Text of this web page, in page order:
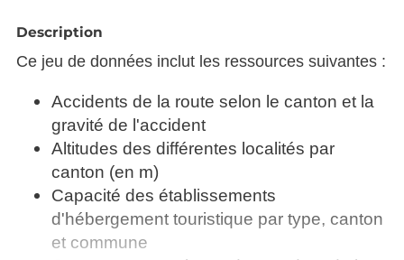
Description
Ce jeu de données inclut les ressources suivantes :
Accidents de la route selon le canton et la
gravité de l'accident
Altitudes des différentes localités par
canton (en m)
Capacité des établissements
d'hébergement touristique par type, canton
et commune